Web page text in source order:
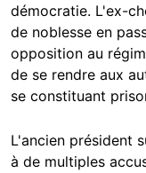
démocratie. L'ex-
de noblesse en
opposition au
de se rendre aux
se constituant
L'ancien président
à de multiples